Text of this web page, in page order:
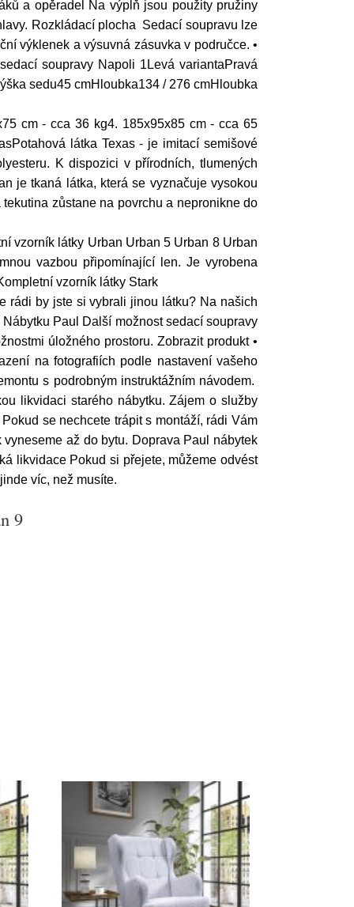
a opěradel Na výplň jsou použity pružiny
Rozkládací plocha Sedací soupravu lze
výklenek a výsuvná zásuvka v područce. •
soupravy Napoli 1Levá variantaPravá
sedu45 cmHloubka134 / 276 cmHloubka
cm - cca 36 kg4. 185x95x85 cm - cca 65
látka Texas - je imitací semišové
K dispozici v přírodních, tlumených
je tkaná látka, která se vyznačuje vysokou
zůstane na povrchu a nepronikne do
vzorník látky Urban Urban 5 Urban 8 Urban
vazbou připomínající len. Je vyrobena
vzorník látky Stark
rádi by jste si vybrali jinou látku? Na našich
Paul Další možnost sedací soupravy
úložného prostoru. Zobrazit produkt •
na fotografiích podle nastavení vašeho
s podrobným instruktážním návodem.
likvidaci starého nábytku. Zájem o služby
se nechcete trápit s montáží, rádi Vám
až do bytu. Doprava Paul nábytek
likvidace Pokud si přejete, můžeme odvést
víc, než musíte.
9